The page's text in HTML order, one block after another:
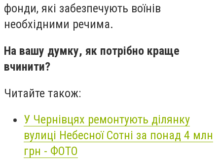
фонди, які забезпечують воїнів
необхідними речима.
На вашу думку, як потрібно краще
вчинити?
Читайте також:
У Чернівцях ремонтують ділянку
вулиці Небесної Сотні за понад 4 млн
грн - ФОТО